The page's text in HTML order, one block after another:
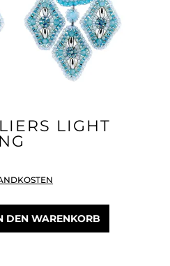
LIGHT
den gewünschten
DEN WARENKORB